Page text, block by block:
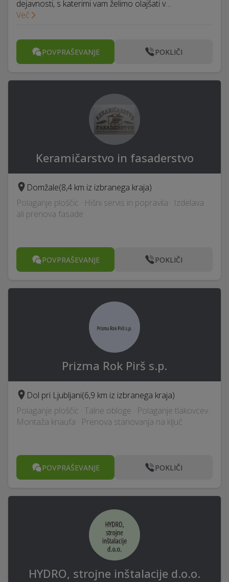
dejavnosti, s katerimi vam želimo olajšati v…
Več
POVPRAŠEVANJE POKLIČI
Keramičarstvo in fasaderstvo
Domžale(8,4 km iz izbranega kraja)
Polaganje ploščic · Hišni servis in popravila · Izdelava
ali prenova fasade
POVPRAŠEVANJE POKLIČI
Prizma Rok Pirš s.p.
Dol pri Ljubljani(6,9 km iz izbranega kraja)
Polaganje ploščic · Talne obloge · Polaganje tlakovcev ·
Montaža knaufa · Prenova stanovanja na ključ
POVPRAŠEVANJE POKLIČI
HYDRO, strojne inštalacije d.o.o.